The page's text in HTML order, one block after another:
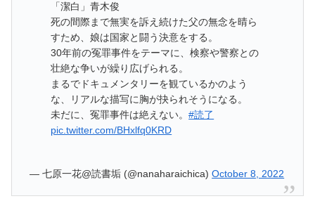
「潔白」青木俊
死の間際まで無実を訴え続けた父の無念を晴ら
すため、娘は国家と闘う決意をする。
30年前の冤罪事件をテーマに、検察や警察との
壮絶な争いが繰り広げられる。
まるでドキュメンタリーを観ているかのよう
な、リアルな描写に胸が抉られそうになる。
未だに、冤罪事件は絶えない。#読了
pic.twitter.com/BHxlfq0KRD
— 七原一花@読書垢 (@nanaharaichica)October 8, 2022